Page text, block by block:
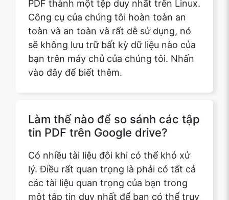
bạn trên máy chủ của chúng tôi. Nhấn
vào đây để biết thêm.
Làm thế nào để so sánh các tập
lý. Điều rất quan trọng là phải có tất cả
các tài liệu quan trọng của bạn trong
một tập tin duy nhất để bạn có thể truy
cập dễ dàng vào chúng và có thể giới
thiệu chúng bất cứ khi nào bạn muốn.
Trong bài viết cụ thể này, chúng tôi sẽ